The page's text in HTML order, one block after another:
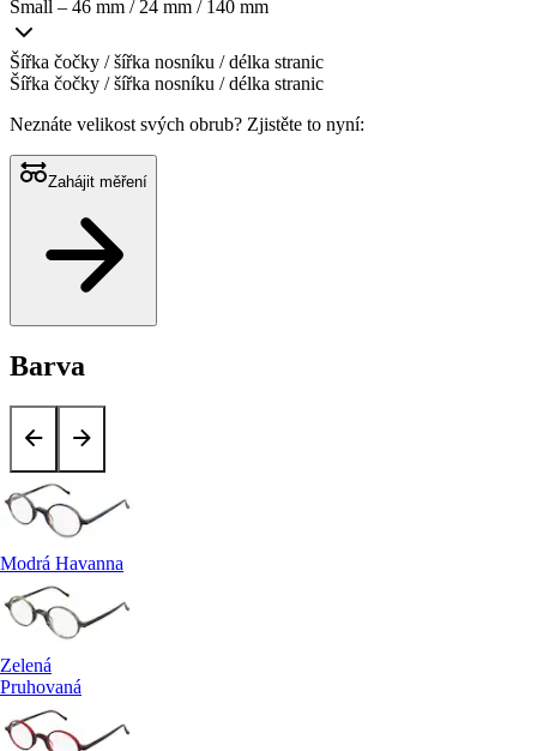
Small – 46 mm / 24 mm / 140 mm
Šířka čočky / šířka nosníku / délka stranic
Šířka čočky / šířka nosníku / délka stranic
Neznáte velikost svých obrub? Zjistěte to nyní:
Zahájit měření
Barva
Modrá Havanna
Zelená
Pruhovaná